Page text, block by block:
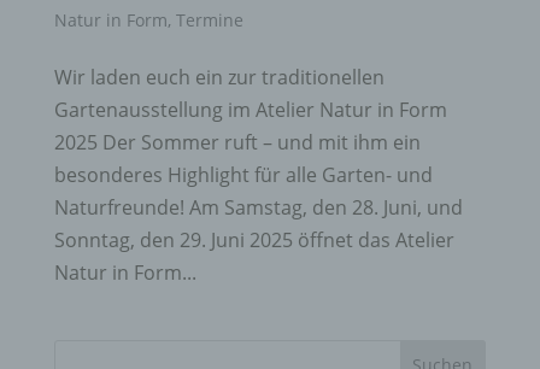
Natur in Form, Termine
Wir laden euch ein zur traditionellen
Gartenausstellung im Atelier Natur in Form
2025 Der Sommer ruft – und mit ihm ein
besonderes Highlight für alle Garten- und
Naturfreunde! Am Samstag, den 28. Juni, und
Sonntag, den 29. Juni 2025 öffnet das Atelier
Natur in Form...